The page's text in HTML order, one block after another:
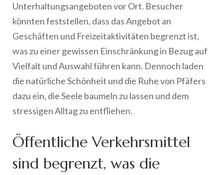
Unterhaltungsangeboten vor Ort. Besucher
könnten feststellen, dass das Angebot an
Geschäften und Freizeitaktivitäten begrenzt ist,
was zu einer gewissen Einschränkung in Bezug auf
Vielfalt und Auswahl führen kann. Dennoch laden
die natürliche Schönheit und die Ruhe von Pfäfers
dazu ein, die Seele baumeln zu lassen und dem
stressigen Alltag zu entfliehen.
Öffentliche Verkehrsmittel
sind begrenzt, was die